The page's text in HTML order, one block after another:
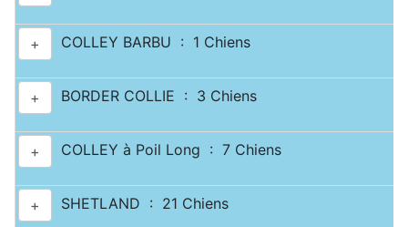
+ COLLEY BARBU : 1 Chiens
+ BORDER COLLIE : 3 Chiens
+ COLLEY à Poil Long : 7 Chiens
+ SHETLAND : 21 Chiens